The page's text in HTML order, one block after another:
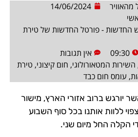
14/06/2024
החדשות - פורטל החדשות של טירת
09:30
אין תגובות
השירות המטאורולוגי, חום קיצוני, טירת
, עומס חום כבד
יורגש ברוב אזורי הארץ, מישור
ללוות אותנו בכל סוף השבוע
הקלה החל מיום שני.